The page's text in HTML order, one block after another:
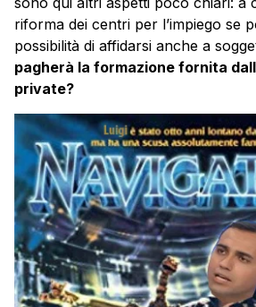
riforma dei centri per l’impiego se
possibilità di affidarsi anche a
pagherà la formazione fornita
private?